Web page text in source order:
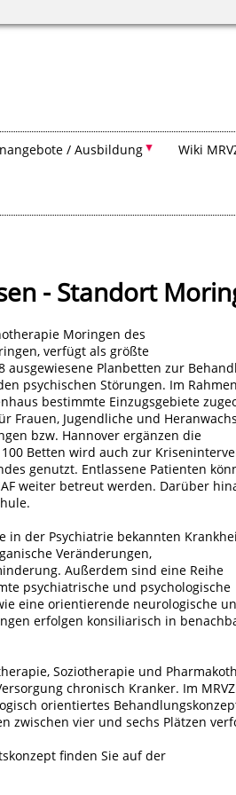
/ Ausbildung Wiki
- Standort
Moringen des
verfügt als größte
ausgewiesene Planbetten zur
psychischen Störungen. Im
bestimmte Einzugsgebiete
Frauen, Jugendliche und
bzw. Hannover ergänzen die
Betten wird auch zur
genutzt. Entlassene Patienten
weiter betreut werden. Darüber
in der Psychiatrie bekannten
Veränderungen,
Außerdem sind eine Reihe
psychiatrische und psychologische
eine orientierende neurologische
erfolgen konsiliarisch in
Soziotherapie und
chronisch Kranker. Im
orientiertes
zwischen vier und sechs Plätzen
finden Sie auf der